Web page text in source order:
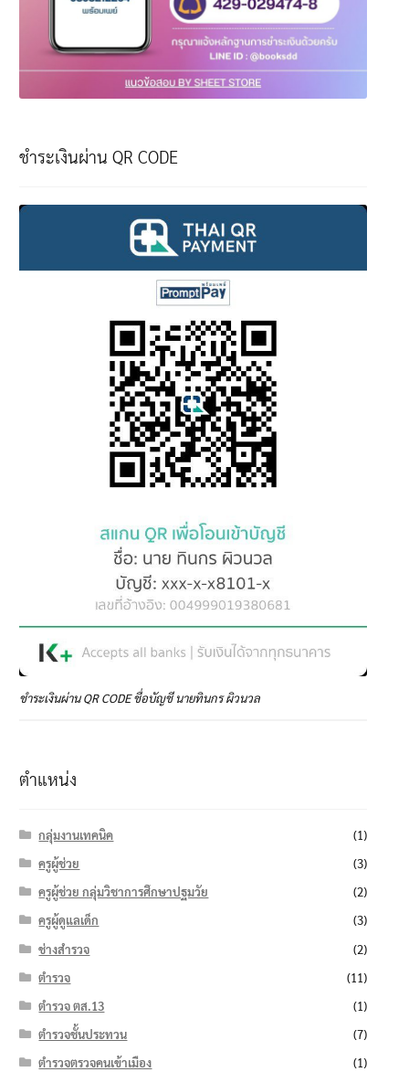
ชำระเงินผ่าน QR CODE
ชำระเงินผ่าน QR CODE ชื่อบัญชี นายทินกร ผิวนวล
ตำแหน่ง
กลุ่มงานเทคนิค
(1)
ครูผู้ช่วย
(3)
ครูผู้ช่วย กลุ่มวิชาการศึกษาปฐมวัย
(2)
ครูผู้ดูแลเด็ก
(3)
ช่างสำรวจ
(2)
ตำรวจ
(11)
ตำรวจ ตส.13
(1)
ตำรวจชั้นประทวน
(7)
ตำรวจตรวจคนเข้าเมือง
(1)